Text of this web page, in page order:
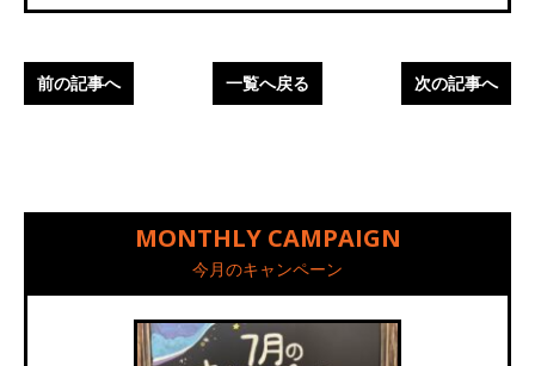
前の記事へ 一覧へ戻る 次の記事へ
MONTHLY CAMPAIGN
今月のキャンペーン